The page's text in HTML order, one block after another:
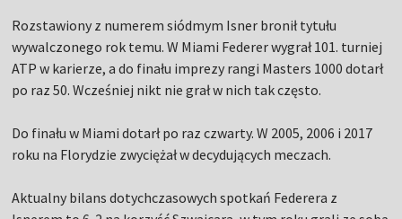
Rozstawiony z numerem siódmym Isner bronił tytułu
wywalczonego rok temu. W Miami Federer wygrał 101. turniej
ATP w karierze, a do finału imprezy rangi Masters 1000 dotarł
po raz 50. Wcześniej nikt nie grał w nich tak często.
Do finału w Miami dotarł po raz czwarty. W 2005, 2006 i 2017
roku na Florydzie zwyciężał w decydujących meczach.
Aktualny bilans dotychczasowych spotkań Federera z